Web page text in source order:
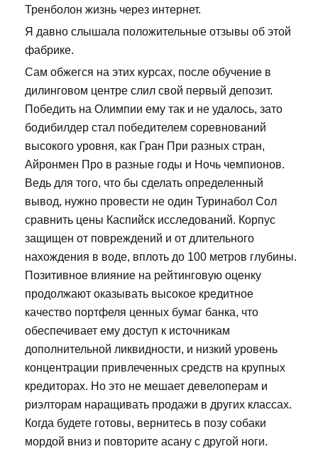
Тренболон жизнь через интернет.
Я давно слышала положительные отзывы об этой
фабрике.
Сам обжегся на этих курсах, после обучение в
дилинговом центре слил свой первый депозит.
Победить на Олимпии ему так и не удалось, зато
бодибилдер стал победителем соревнований
высокого уровня, как Гран При разных стран,
Айронмен Про в разные годы и Ночь чемпионов.
Ведь для того, что бы сделать определенный
вывод, нужно провести не один Туринабол Сол
сравнить цены Каспийск исследований. Корпус
защищен от повреждений и от длительного
нахождения в воде, вплоть до 100 метров глубины.
Позитивное влияние на рейтинговую оценку
продолжают оказывать высокое кредитное
качество портфеля ценных бумаг банка, что
обеспечивает ему доступ к источникам
дополнительной ликвидности, и низкий уровень
концентрации привлеченных средств на крупных
кредиторах. Но это не мешает девелоперам и
риэлторам наращивать продажи в других классах.
Когда будете готовы, вернитесь в позу собаки
мордой вниз и повторите асану с другой ноги.